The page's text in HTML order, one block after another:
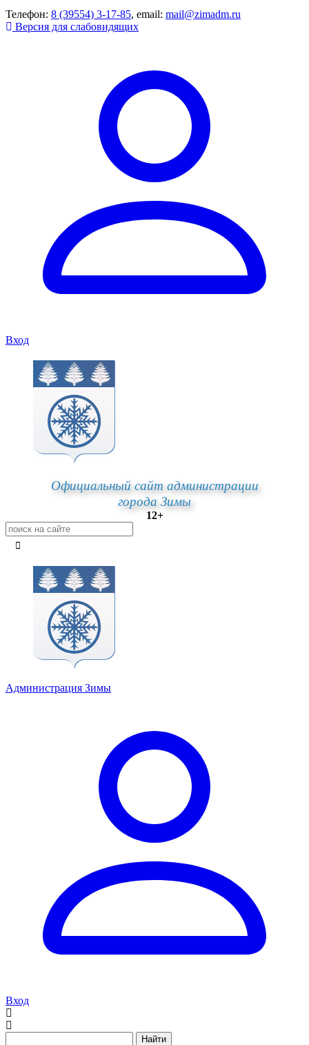
Телефон: 8 (39554) 3-17-85, email: mail@zimadm.ru
Версия для слабовидящих
Вход
Официальный сайт администрации
города Зимы
12+
Администрация Зимы
Вход
Найти